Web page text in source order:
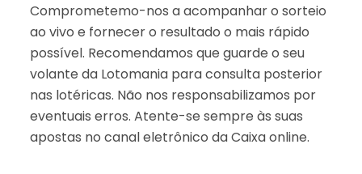
Comprometemo-nos a acompanhar o sorteio
ao vivo e fornecer o resultado o mais rápido
possível. Recomendamos que guarde o seu
volante da Lotomania para consulta posterior
nas lotéricas. Não nos responsabilizamos por
eventuais erros. Atente-se sempre às suas
apostas no canal eletrônico da Caixa online.